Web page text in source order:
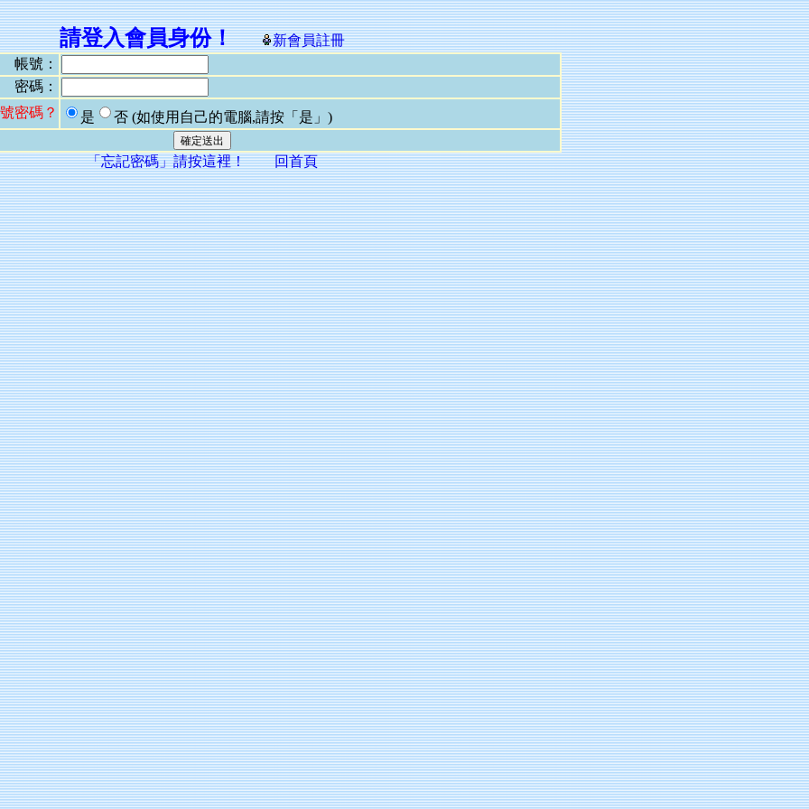
請登入會員身份！
新會員註冊
帳號：
密碼：
密碼？
是 否 (如使用自己的電腦,請按「是」)
「忘記密碼」請按這裡！ 回首頁